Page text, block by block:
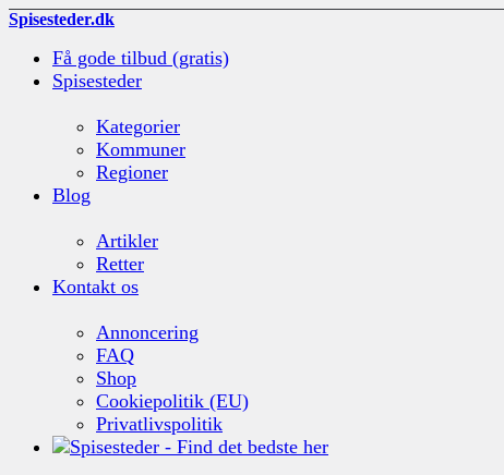
Spisesteder.dk
Få gode tilbud (gratis)
Spisesteder
Kategorier
Kommuner
Regioner
Blog
Artikler
Retter
Kontakt os
Annoncering
FAQ
Shop
Cookiepolitik (EU)
Privatlivspolitik